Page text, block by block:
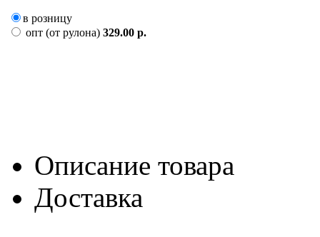
в розницу
опт (от рулона) 329.00 р.
Описание товара
Доставка